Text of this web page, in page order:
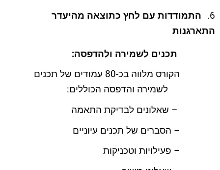
6.
התמודדות עם לחץ כתוצאה מהיעדר
התארגנות
תכנים לשמירה ולהדפסה:
הקורס מלווה בכ-80 עמודים של תכנים
לשמירה והדפסה הכוללים:
– שאלונים לבדיקת התאמה
– הסברים של תכנים עיוניים
– פעילויות וטכניקות